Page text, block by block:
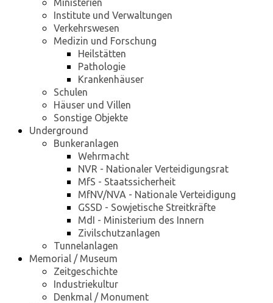
Ministerien
Institute und Verwaltungen
Verkehrswesen
Medizin und Forschung
Heilstätten
Pathologie
Krankenhäuser
Schulen
Häuser und Villen
Sonstige Objekte
Underground
Bunkeranlagen
Wehrmacht
NVR - Nationaler Verteidigungsrat
MfS - Staatssicherheit
MfNV/NVA - Nationale Verteidigung
GSSD - Sowjetische Streitkräfte
MdI - Ministerium des Innern
Zivilschutzanlagen
Tunnelanlagen
Memorial / Museum
Zeitgeschichte
Industriekultur
Denkmal / Monument